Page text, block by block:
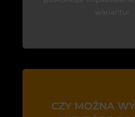
CZY MOŻNA